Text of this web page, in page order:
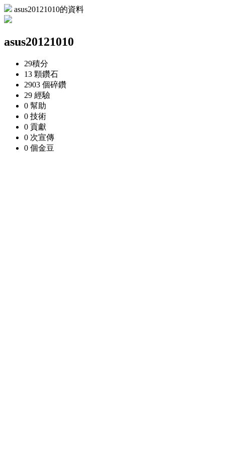
asus20121010的資料
asus20121010
29積分
13 顆鑽石
2903 個碎鑽
29 經驗
0 幫助
0 技術
0 貢獻
0 次宣傳
0 個金豆